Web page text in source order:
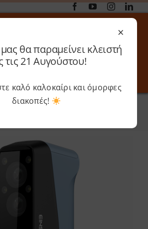
Online 3D Printing
Outlet
Toggle
Λογαριασμός
×
θα παραμείνει κλειστή
τις 21 Αυγούστου!
καλό καλοκαίρι και όμορφες
διακοπές!